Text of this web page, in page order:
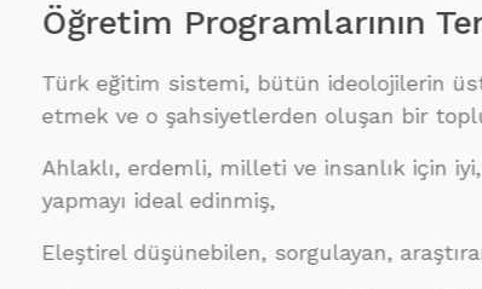
Programlarının Temel
eğitim sistemi, bütün ideolojilerin üstünde
ve o şahsiyetlerden oluşan bir toplum
erdemli, milleti ve insanlık için iyi, doğru,
ideal edinmiş,
düşünebilen, sorgulayan, araştıran,